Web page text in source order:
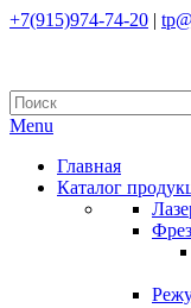
+7(915)974-74-20 |
Menu
Главная
Каталог